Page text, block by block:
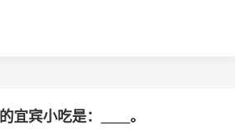
宜宾小吃是：____。